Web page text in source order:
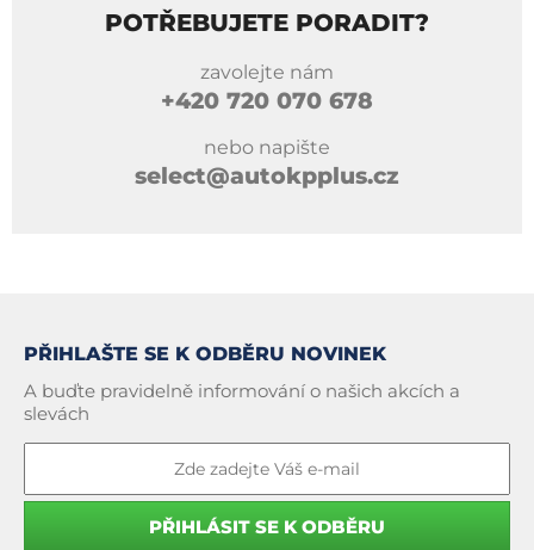
POTŘEBUJETE PORADIT?
zavolejte nám
+420 720 070 678
nebo napište
select@autokpplus.cz
PŘIHLAŠTE SE K ODBĚRU NOVINEK
A buďte pravidelně informování o našich akcích a
slevách